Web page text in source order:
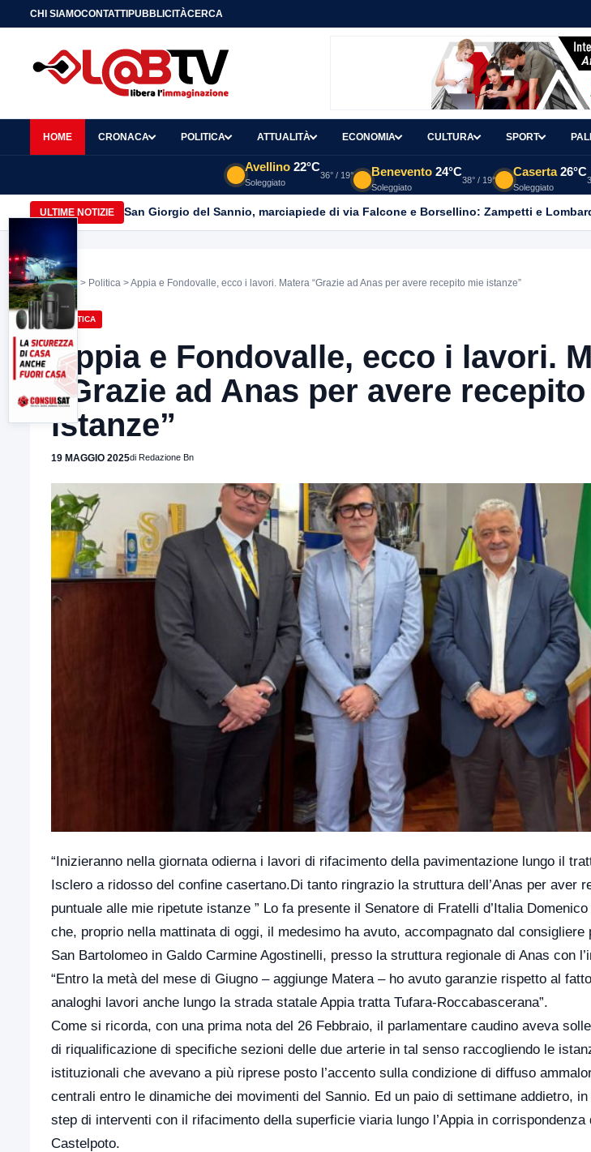
CHI SIAMOCONTATTIPUBBLICITÀCERCA
HOME CRONACA POLITICA ATTUALITÀ ECONOMIA CULTURA SPORT
Avellino 22°C
Soleggiato
36° / 19° Benevento 24°C
Soleggiato
38° / 19°
Caserta 26°C
Soleggiato
ULTIME NOTIZIE San Giorgio del Sannio, marciapiede di via Falcone e Borsellino: Zampetti e
Home > Politica > Appia e Fondovalle, ecco i lavori. Matera “Grazie ad Anas per avere recepito mie istanze”
POLITICA
Appia e Fondovalle, ecco i lavori.
“Grazie ad Anas per avere
istanze”
19 MAGGIO 2025di Redazione Bn
“Inizieranno nella giornata odierna i lavori di rifacimento della pavimentazione lungo il
Isclero a ridosso del confine casertano.Di tanto ringrazio la struttura dell’Anas per aver
puntuale alle mie ripetute istanze ” Lo fa presente il Senatore di Fratelli d’Italia
che, proprio nella mattinata di oggi, il medesimo ha avuto, accompagnato dal
San Bartolomeo in Galdo Carmine Agostinelli, presso la struttura regionale di Anas con
“Entro la metà del mese di Giugno – aggiunge Matera – ho avuto garanzie rispetto al
analoghi lavori anche lungo la strada statale Appia tratta Tufara-Roccabascerana”.
Come si ricorda, con una prima nota del 26 Febbraio, il parlamentare caudino aveva
di riqualificazione di specifiche sezioni delle due arterie in tal senso raccogliendo le
istituzionali che avevano a più riprese posto l’accento sulla condizione di diffuso
centrali entro le dinamiche dei movimenti del Sannio. Ed un paio di settimane addietro,
step di interventi con il rifacimento della superficie viaria lungo l’Appia in corrispondenza
Castelpoto.